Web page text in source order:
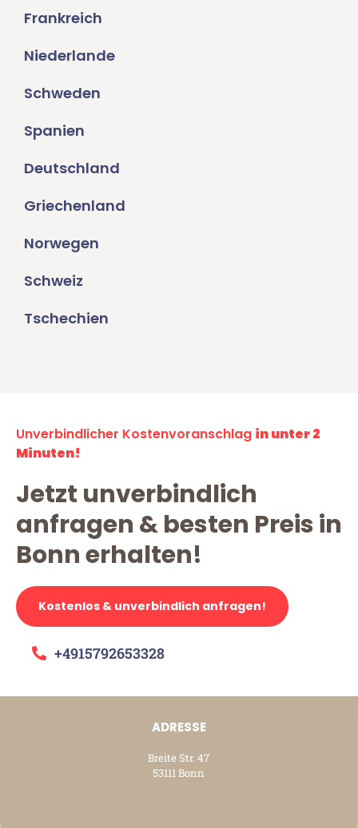
Frankreich
Niederlande
Schweden
Spanien
Deutschland
Griechenland
Norwegen
Schweiz
Tschechien
Unverbindlicher Kostenvoranschlag in unter 2
Minuten!
Jetzt unverbindlich
anfragen & besten Preis in
Bonn erhalten!
Kostenlos & unverbindlich anfragen!
+4915792653328
ADRESSE
Breite Str. 47
53111 Bonn